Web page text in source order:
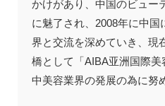
かけがあり、中国のビュー
に魅了され、2008年に中
界と交流を深めていき、現
橋として「AIBA亚洲国際美
中美容業界の発展の為に努